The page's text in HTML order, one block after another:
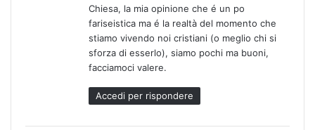
Chiesa, la mia opinione che é un po
fariseistica ma é la realtà del momento che
stiamo vivendo noi cristiani (o meglio chi si
sforza di esserlo), siamo pochi ma buoni,
facciamoci valere.
Accedi per rispondere